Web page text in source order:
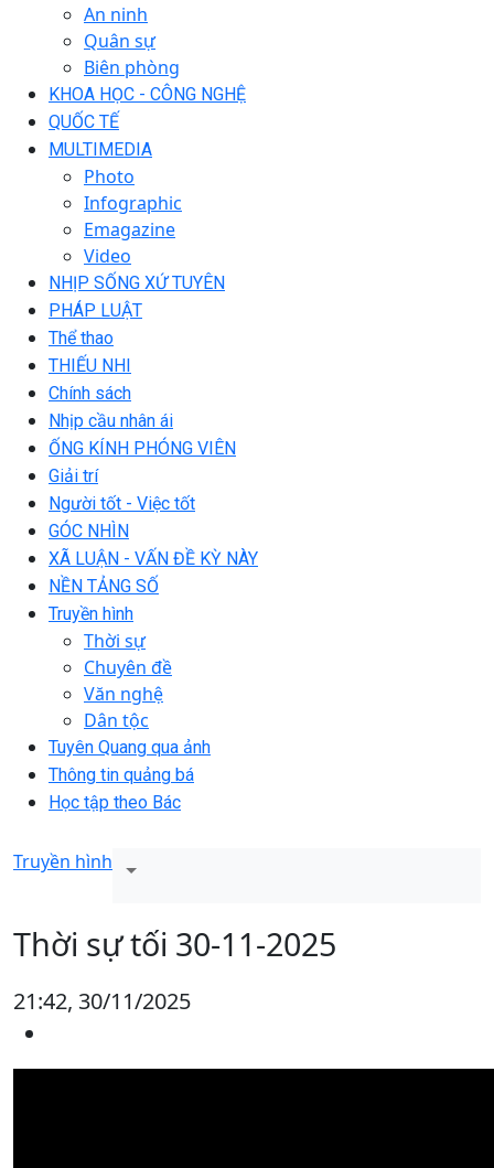
An ninh
Quân sự
Biên phòng
KHOA HỌC - CÔNG NGHỆ
QUỐC TẾ
MULTIMEDIA
Photo
Infographic
Emagazine
Video
NHỊP SỐNG XỨ TUYÊN
PHÁP LUẬT
Thể thao
THIẾU NHI
Chính sách
Nhịp cầu nhân ái
ỐNG KÍNH PHÓNG VIÊN
Giải trí
Người tốt - Việc tốt
GÓC NHÌN
XÃ LUẬN - VẤN ĐỀ KỲ NÀY
NỀN TẢNG SỐ
Truyền hình
Thời sự
Chuyên đề
Văn nghệ
Dân tộc
Tuyên Quang qua ảnh
Thông tin quảng bá
Học tập theo Bác
Truyền hình
Thời sự tối 30-11-2025
21:42, 30/11/2025